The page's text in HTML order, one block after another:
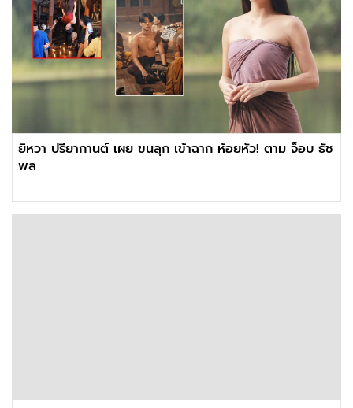
ยิหวา ปรียากานต์ เผย ขนลุก เข้าฉาก ห้อยหัว! ตาม จ็อบ ธัช
พล